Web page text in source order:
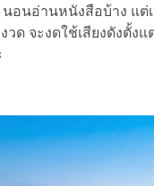
อนอ่านหนังสือบ้าง แต่
ด จะงดใช้เสียงดังตั้ง